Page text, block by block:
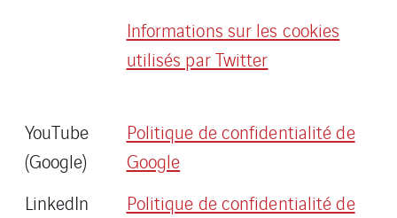
Informations sur les cookies
utilisés par Twitter
YouTube
(Google)
Politique de confidentialité de
Google
LinkedIn
Politique de confidentialité de